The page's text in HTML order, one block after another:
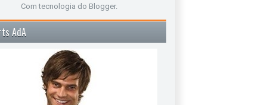
Com tecnologia do Blogger.
AdA